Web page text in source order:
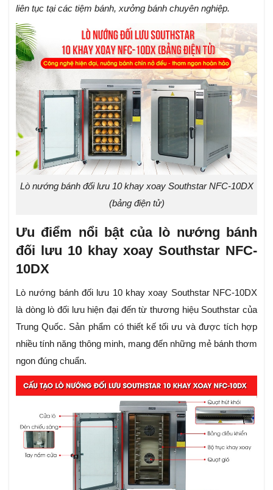
liên tục tại các tiệm bánh, xưởng bánh chuyên nghiệp.
Lò nướng bánh đối lưu 10 khay xoay Southstar NFC-10DX
(bảng điện tử)
Ưu điểm nổi bật của lò nướng bánh
đối lưu 10 khay xoay Southstar NFC-
10DX
Lò nướng bánh đối lưu 10 khay xoay Southstar NFC-10DX
là dòng lò đối lưu hiện đại đến từ thương hiệu Southstar của
Trung Quốc. Sản phẩm có thiết kế tối ưu và được tích hợp
nhiều tính năng thông minh, mang đến những mẻ bánh thơm
ngon đúng chuẩn.